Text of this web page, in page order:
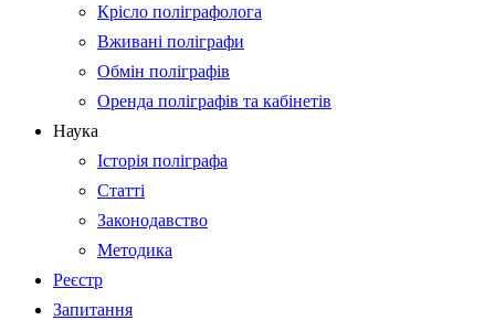
Крісло поліграфолога
Вживані поліграфи
Обмін поліграфів
Оренда поліграфів та кабінетів
Наука
Історія поліграфа
Статті
Законодавство
Методика
Реєстр
Запитання